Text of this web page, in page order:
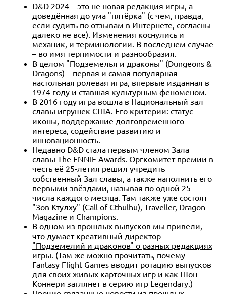
D&D 2024 – это не новая редакция игры, а
доведённая до ума "пятёрка" (с чем, правда,
если судить по отзывам в Интернете, согласны
далеко не все). Изменения коснулись и
механик, и терминологии. В последнем случае
– во имя терпимости и разнообразия.
В целом "Подземелья и драконы" (Dungeons &
Dragons) – первая и самая популярная
настольная ролевая игра, впервые изданная в
1974 году и ставшая культурным феноменом.
В 2016 году игра вошла в Национальный зал
славы игрушек США. Его критерии: статус
иконы, поддержание долговременного
интереса, содействие развитию и
инновационность.
Недавно D&D стала первым членом Зала
славы The ENNIE Awards. Оргкомитет премии в
честь её 25-летия решил учредить
собственный Зал славы, а также наполнить его
первыми звёздами, называя по одной 25
числа каждого месяца. Там также уже состоят
"Зов Ктулху" (Call of Cthulhu), Traveller, Dragon
Magazine и Champions.
В одном из прошлых выпусков мы привели,
что думает креативный директор
"Подземелий и драконов" о разных редакциях
игры. (Там же можно прочитать, почему
Fantasy Flight Games вводит ротацию выпусков
для своих живых карточных игр и как Шон
Коннери заглянет в серию игр Legendary.)